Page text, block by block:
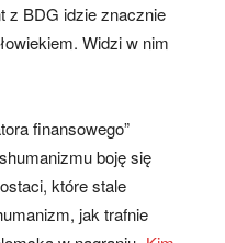
z BDG idzie znacznie
Widzi w nim
finansowego”
boję się
które stale
jak trafnie